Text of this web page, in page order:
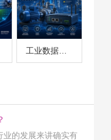
工业数据采集与设备监控案例
业的发展来讲确实有